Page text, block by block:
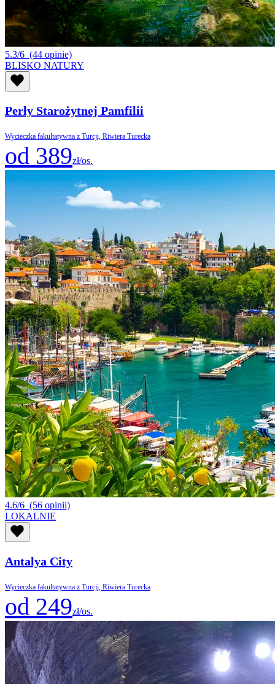
5.3/6 (44 opinie)
BLISKO NATURY
Perły Starożytnej Pamfilii
Wycieczka fakultatywna z Turcji, Riwiera Turecka
od 389zł/os.
4.6/6 (56 opinii)
LOKALNIE
Antalya City
Wycieczka fakultatywna z Turcji, Riwiera Turecka
od 249zł/os.